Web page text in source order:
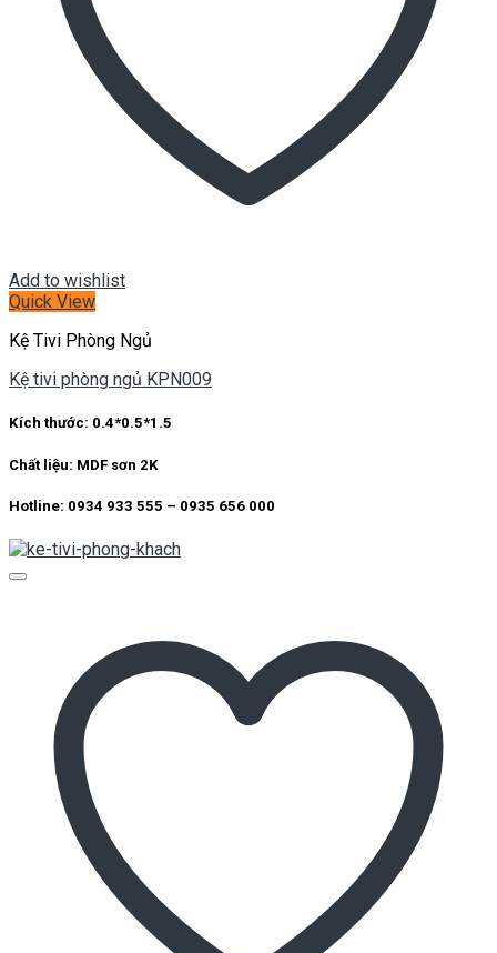
Add to wishlist
Quick View
Kệ Tivi Phòng Ngủ
Kệ tivi phòng ngủ KPN009
Kích thước: 0.4*0.5*1.5
Chất liệu: MDF sơn 2K
Hotline: 0934 933 555 – 0935 656 000